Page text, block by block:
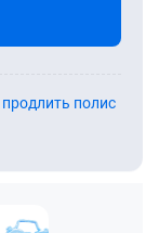
продлить полис